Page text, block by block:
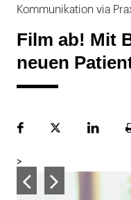
Kommunikation via
Film ab! Mit
neuen
FacebookPlattformLinekdIn
>